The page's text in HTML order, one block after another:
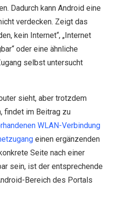
Dadurch kann Android eine
verdecken. Zeigt das
kein Internet“, „Internet
oder eine ähnliche
selbst untersucht
sieht, aber trotzdem
findet im Beitrag zu
WLAN-Verbindung
einen ergänzenden
Seite nach einer
sein, ist der entsprechende
Bereich des Portals